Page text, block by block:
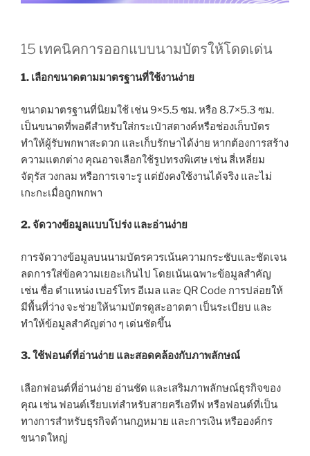
15 เทคนิคการออกแบบนามบัตรให้โดดเด่น
1. เลือกขนาดตามมาตรฐานที่ใช้งานง่าย
ขนาดมาตรฐานที่นิยมใช้ เช่น 9×5.5 ซม. หรือ 8.7×5.3 ซม.
เป็นขนาดที่พอดีสำหรับใส่กระเป๋าสตางค์หรือช่องเก็บบัตร
ทำให้ผู้รับพกพาสะดวก และเก็บรักษาได้ง่าย หากต้องการสร้าง
ความแตกต่าง คุณอาจเลือกใช้รูปทรงพิเศษ เช่น สี่เหลี่ยม
จัตุรัส วงกลม หรือการเจาะรู แต่ยังคงใช้งานได้จริง และไม่
เกะกะเมื่อถูกพกพา
2. จัดวางข้อมูลแบบโปร่ง และอ่านง่าย
การจัดวางข้อมูลบนนามบัตรควรเน้นความกระชับและชัดเจน
ลดการใส่ข้อความเยอะเกินไป โดยเน้นเฉพาะข้อมูลสำคัญ
เช่น ชื่อ ตำแหน่ง เบอร์โทร อีเมล และ QR Code การปล่อยให้
มีพื้นที่ว่าง จะช่วยให้นามบัตรดูสะอาดตา เป็นระเบียบ และ
ทำให้ข้อมูลสำคัญต่าง ๆ เด่นชัดขึ้น
3. ใช้ฟอนต์ที่อ่านง่าย และสอดคล้องกับภาพลักษณ์
เลือกฟอนต์ที่อ่านง่าย อ่านชัด และเสริมภาพลักษณ์ธุรกิจของ
คุณ เช่น ฟอนต์เรียบเท่สำหรับสายครีเอทีฟ หรือฟอนต์ที่เป็น
ทางการสำหรับธุรกิจด้านกฎหมาย และการเงิน หรือองค์กร
ขนาดใหญ่